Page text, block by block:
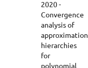
2020 -
Convergence
analysis of
approximation
hierarchies
for
polynomial